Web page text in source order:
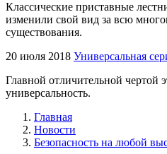
Классические приставные
изменили свой вид за всю
существования.
20 июля 2018 Универсальная
Главной отличительной чертой
универсальность.
Главная
Новости
Безопасность на любой